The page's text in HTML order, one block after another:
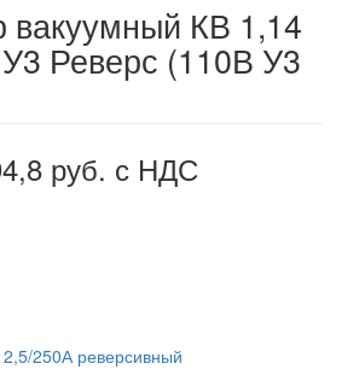
вакуумный КВ 1,14
Реверс (110В У3
руб. с НДС
250А реверсивный